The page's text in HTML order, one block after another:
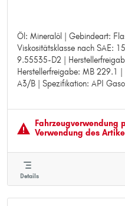
Öl: Mineralöl | Gebindeart:
Viskositätsklasse nach SAE:
9.55535-D2 |
Herstellerfreigabe: MB 229.1
A3/B | Spezifikation: API
Öl: Mineralöl
Gebindeart: Flasche
Inhalt [Liter]: 1
Viskositätsklasse nach SAE:
Herstellerfreigabe: FIAT
Herstellerfreigabe: MB 229.1
Spezifikation: ACEA Light Duty
Spezifikation: API Gasoline SP
Fahrzeugver­wendung
Verwendung des
Details